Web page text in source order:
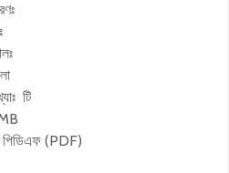
টি
পিডিএফ (PDF)